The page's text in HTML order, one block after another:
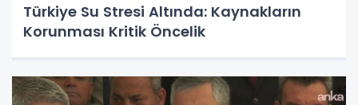
Türkiye Su Stresi Altında: Kaynakların
Korunması Kritik Öncelik